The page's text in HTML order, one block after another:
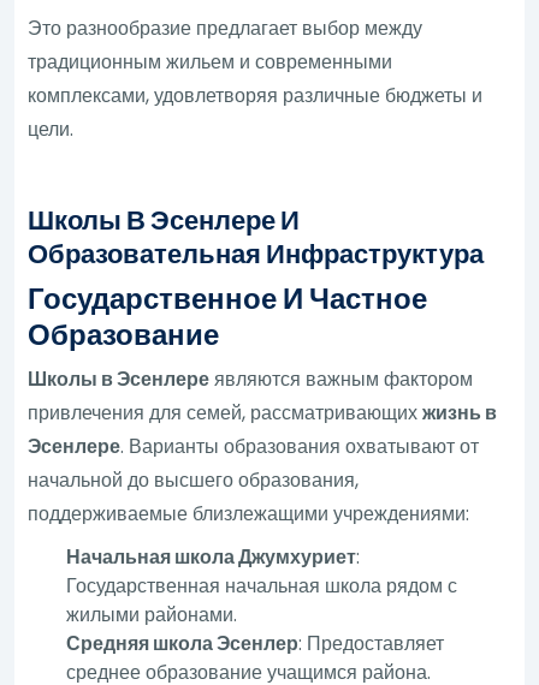
Это разнообразие предлагает выбор между
традиционным жильем и современными
комплексами, удовлетворяя различные бюджеты и
цели.
Школы В Эсенлере И
Образовательная Инфраструктура
Государственное И Частное
Образование
Школы в Эсенлереявляются важным фактором
привлечения для семей, рассматривающихжизнь в
Эсенлере. Варианты образования охватывают от
начальной до высшего образования,
поддерживаемые близлежащими учреждениями:
Начальная школа Джумхуриет:
Государственная начальная школа рядом с
жилыми районами.
Средняя школа Эсенлер: Предоставляет
среднее образование учащимся района.